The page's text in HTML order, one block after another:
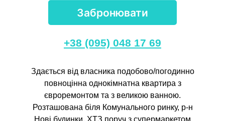
Забронювати
+38 (095) 048 17 69
Здається від власника подобово/погодинно
повноцінна однокімнатна квартира з
євроремонтом та з великою ванною.
Розташована біля Комунального ринку, р-н